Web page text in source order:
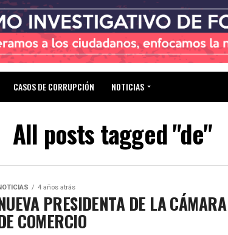
CASOS DE CORRUPCIÓN NOTICIAS
All posts tagged "de"
4 años atrás
PRESIDENTA DE LA CÁMARA
COMERCIO